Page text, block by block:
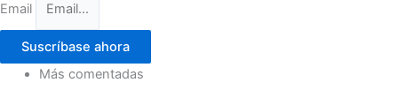
Email
Suscríbase ahora
Más comentadas